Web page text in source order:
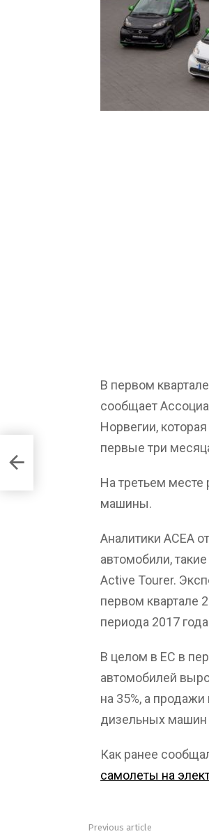
В первом
сообщает
Норвегии,
первые три
На третьем месте
машины.
Аналитики ACEA
автомобили,
Active Tourer.
первом квартале
периода 2017
В целом в ЕС в
автомобилей
на 35%, а
дизельных машин
Как ранее
самолеты на
Previous article